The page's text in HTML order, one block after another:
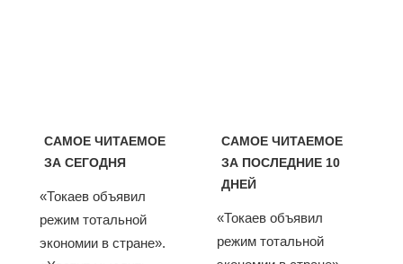
САМОЕ ЧИТАЕМОЕ
ЗА СЕГОДНЯ
«Токаев объявил
режим тотальной
экономии в стране».
САМОЕ ЧИТАЕМОЕ
ЗА ПОСЛЕДНИЕ 10
ДНЕЙ
«Токаев объявил
режим тотальной